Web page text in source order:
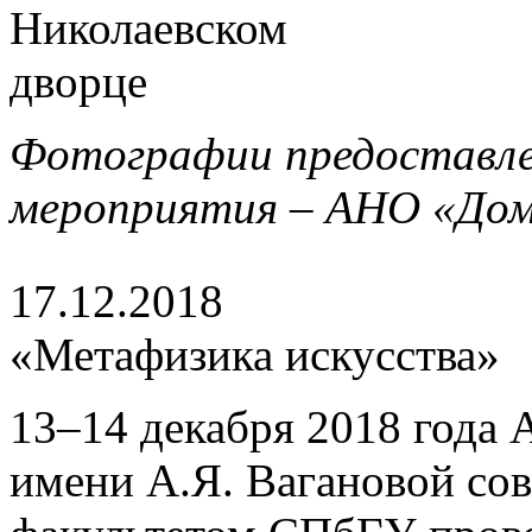
Фотографии
мероприятия – АНО
17.12.2018
«Метафизика искусства»
13–14 декабря 2018 года
имени А.Я. Вагановой